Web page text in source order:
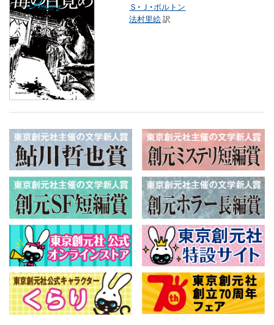
Ｓ・Ｊ・ボルトン
法村里絵訳